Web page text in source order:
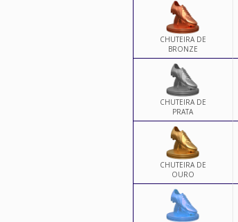
CHUTEIRA DE
BRONZE
CHUTEIRA DE
PRATA
CHUTEIRA DE
OURO